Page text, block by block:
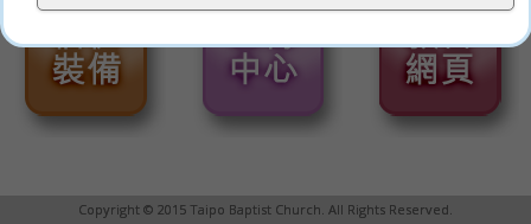
Copyright © 2015 Taipo Baptist Church. All Rights Reserved.
願賜平安的神，常和你們眾人同在。(羅15:33)